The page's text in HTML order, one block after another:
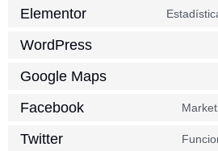
Elementor
WordPress
Google Maps
Facebook
Twitter